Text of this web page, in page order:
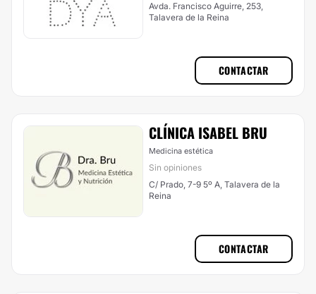
Avda. Francisco Aguirre, 253,
Talavera de la Reina
CONTACTAR
CLÍNICA ISABEL BRU
Medicina estética
Sin opiniones
C/ Prado, 7-9 5º A, Talavera de la
Reina
CONTACTAR